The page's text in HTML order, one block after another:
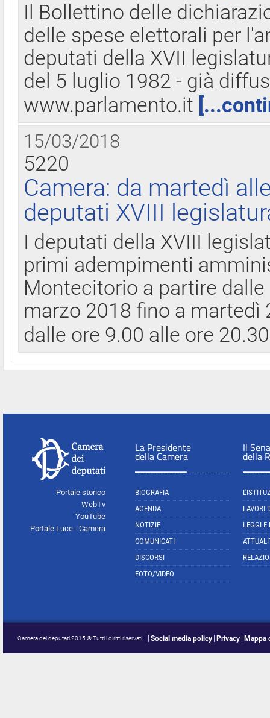
Il Bollettino delle
delle spese elettorali per
deputati della XVII
del 5 luglio 1982 - già
www.parlamento.it
15/03/2018
5220
Camera: da martedì
deputati XVIII
I deputati della XVIII
primi adempimenti
Montecitorio a partire
marzo 2018 fino a
dalle ore 9.00 alle ore
Portale storico
WebTv
YouTube
Portale Luce - Camera
La Presidente
della Camera
BIOGRAFIA
AGENDA
NOTIZIE
COMUNICATI
DISCORSI
FOTO/VIDEO
Il
della
LAVORI
LEGGI E
Camera dei deputati 2015 © Tutti i diritti riservati Social media policy Privacy Mappa